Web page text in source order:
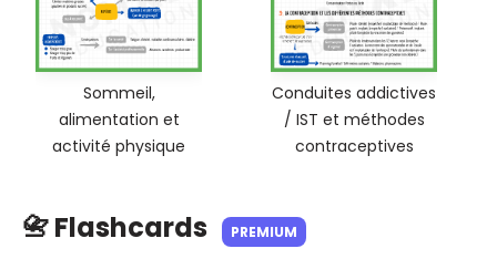
Sommeil,
alimentation et
activité physique
Conduites addictives
/ IST et méthodes
contraceptives
📇 Flashcards PREMIUM